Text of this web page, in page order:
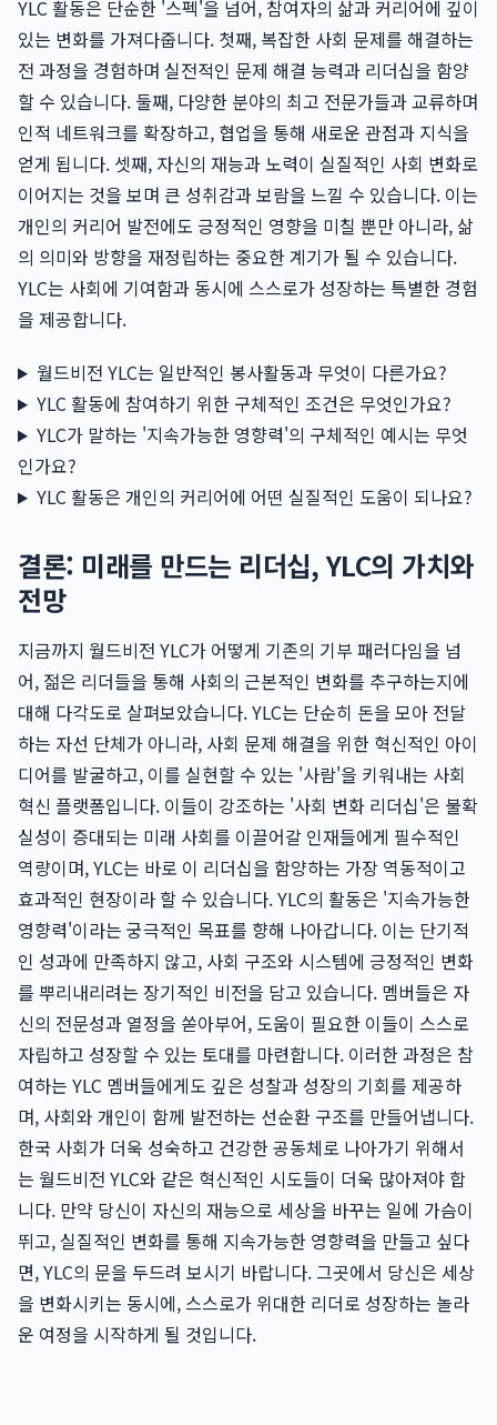
YLC 활동은 단순한 '스펙'을 넘어, 참여자의 삶과 커리어에 깊이
있는 변화를 가져다줍니다. 첫째, 복잡한 사회 문제를 해결하는
전 과정을 경험하며 실전적인 문제 해결 능력과 리더십을 함양
할 수 있습니다. 둘째, 다양한 분야의 최고 전문가들과 교류하며
인적 네트워크를 확장하고, 협업을 통해 새로운 관점과 지식을
얻게 됩니다. 셋째, 자신의 재능과 노력이 실질적인 사회 변화로
이어지는 것을 보며 큰 성취감과 보람을 느낄 수 있습니다. 이는
개인의 커리어 발전에도 긍정적인 영향을 미칠 뿐만 아니라, 삶
의 의미와 방향을 재정립하는 중요한 계기가 될 수 있습니다.
YLC는 사회에 기여함과 동시에 스스로가 성장하는 특별한 경험
을 제공합니다.
월드비전 YLC는 일반적인 봉사활동과 무엇이 다른가요?
YLC 활동에 참여하기 위한 구체적인 조건은 무엇인가요?
YLC가 말하는 '지속가능한 영향력'의 구체적인 예시는 무엇
인가요?
YLC 활동은 개인의 커리어에 어떤 실질적인 도움이 되나요?
결론: 미래를 만드는 리더십, YLC의 가치와
전망
지금까지 월드비전 YLC가 어떻게 기존의 기부 패러다임을 넘
어, 젊은 리더들을 통해 사회의 근본적인 변화를 추구하는지에
대해 다각도로 살펴보았습니다. YLC는 단순히 돈을 모아 전달
하는 자선 단체가 아니라, 사회 문제 해결을 위한 혁신적인 아이
디어를 발굴하고, 이를 실현할 수 있는 '사람'을 키워내는 사회
혁신 플랫폼입니다. 이들이 강조하는 '사회 변화 리더십'은 불확
실성이 증대되는 미래 사회를 이끌어갈 인재들에게 필수적인
역량이며, YLC는 바로 이 리더십을 함양하는 가장 역동적이고
효과적인 현장이라 할 수 있습니다. YLC의 활동은 '지속가능한
영향력'이라는 궁극적인 목표를 향해 나아갑니다. 이는 단기적
인 성과에 만족하지 않고, 사회 구조와 시스템에 긍정적인 변화
를 뿌리내리려는 장기적인 비전을 담고 있습니다. 멤버들은 자
신의 전문성과 열정을 쏟아부어, 도움이 필요한 이들이 스스로
자립하고 성장할 수 있는 토대를 마련합니다. 이러한 과정은 참
여하는 YLC 멤버들에게도 깊은 성찰과 성장의 기회를 제공하
며, 사회와 개인이 함께 발전하는 선순환 구조를 만들어냅니다.
한국 사회가 더욱 성숙하고 건강한 공동체로 나아가기 위해서
는 월드비전 YLC와 같은 혁신적인 시도들이 더욱 많아져야 합
니다. 만약 당신이 자신의 재능으로 세상을 바꾸는 일에 가슴이
뛰고, 실질적인 변화를 통해 지속가능한 영향력을 만들고 싶다
면, YLC의 문을 두드려 보시기 바랍니다. 그곳에서 당신은 세상
을 변화시키는 동시에, 스스로가 위대한 리더로 성장하는 놀라
운 여정을 시작하게 될 것입니다.